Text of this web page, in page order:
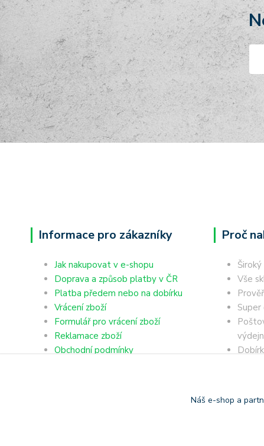
Informace pro zákazníky
Jak nakupovat v e-shopu
Doprava a způsob platby v ČR
Platba předem nebo na dobírku
Vrácení zboží
Formulář pro vrácení zboží
Reklamace zboží
Obchodní podmínky
Proč
Vše
Super
Náš e-shop a